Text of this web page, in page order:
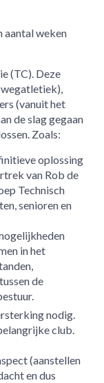
aantal weken
(TC). Deze
(vanuit het
de slag gegaan
Zoals:
oplossing
van Rob de
Technisch
senioren en
in het
de
nodig.
club.
(aanstellen
en dus